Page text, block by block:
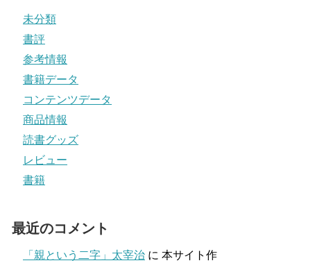
未分類
書評
参考情報
書籍データ
コンテンツデータ
商品情報
読書グッズ
レビュー
書籍
最近のコメント
「親という二字」太宰治 に 本サイト作